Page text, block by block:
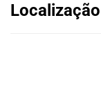
Localização